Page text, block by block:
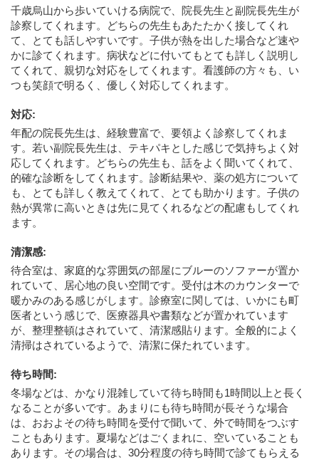
千歳烏山から歩いていける病院で、院長先生と副院長先生が
診察してくれます。どちらの先生もあたたかく接してくれ
て、とても話しやすいです。子供が熱を出した場合など速や
かに診てくれます。病状などに付いてもとても詳しく説明し
てくれて、親切な対応をしてくれます。看護師の方々も、い
つも笑顔で明るく、優しく対応してくれます。
対応:
年配の院長先生は、経験豊富で、要領よく診察してくれま
す。若い副院長先生は、テキパキとした感じで気持ちよく対
応してくれます。どちらの先生も、話をよく聞いてくれて、
的確な診断をしてくれます。診断結果や、薬の処方について
も、とても詳しく教えてくれて、とても助かります。子供の
熱が異常に高いときは先に見てくれるなどの配慮もしてくれ
ます。
清潔感:
待合室は、家庭的な雰囲気の部屋にブルーのソファーが置か
れていて、居心地の良い空間です。受付は木のカウンターで
暖かみのある感じがします。診療室に関しては、いかにも町
医者という感じで、医療器具や書類などが置かれています
が、整理整頓はされていて、清潔感貼ります。全般的によく
清掃はされているようで、清潔に保たれています。
待ち時間:
冬場などは、かなり混雑していて待ち時間も1時間以上と長く
なることが多いです。あまりにも待ち時間が長そうな場合
は、おおよその待ち時間を受付で聞いて、外で時間をつぶす
こともあります。夏場などはごくまれに、空いていることも
あります。その場合は、30分程度の待ち時間で診てもらえる